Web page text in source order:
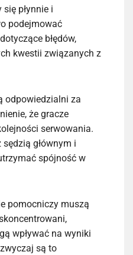
płynnie i
podejmować
błędów,
kwestii związanych z
odpowiedzialni za
że gracze
serwowania.
głównym i
spójność w
pomocniczy muszą
wpływać na wyniki
są to